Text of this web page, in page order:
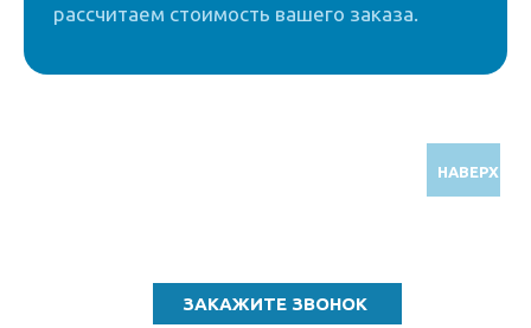
рассчитаем стоимость вашего заказа.
НАВЕРХ